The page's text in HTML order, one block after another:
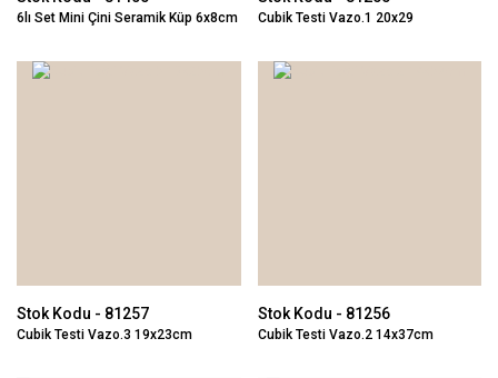
6lı Set Mini Çini Seramik Küp 6x8cm Cubik Testi Vazo.1 20x29
Stok Kodu - 81257
Cubik Testi Vazo.3 19x23cm
Stok Kodu - 81256
Cubik Testi Vazo.2 14x37cm